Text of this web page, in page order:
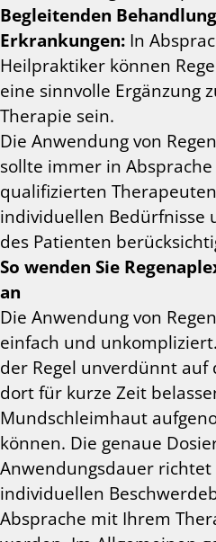
Begleitenden
Erkrankungen: In
Heilpraktiker können
eine sinnvolle Ergänzung
Therapie sein.
Die Anwendung von
sollte immer in
qualifizierten
individuellen Bedürfnisse
des Patienten
So wenden Sie
an
Die Anwendung von
einfach und
der Regel unverdünnt auf
dort für kurze Zeit
Mundschleimhaut
können. Die genaue
Anwendungsdauer richtet
individuellen
Absprache mit Ihrem